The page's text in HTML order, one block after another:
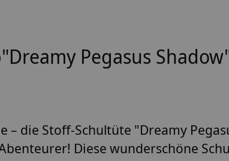
Pegasus
– die Stoff-Schultüte "Dreamy
Diese wunderschöne